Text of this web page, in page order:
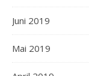
Juni 2019
Mai 2019